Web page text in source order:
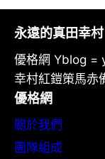
永遠的真田幸村
優格網 Yblog =
幸村紅鎧策馬赤
優格網
關於我們
團隊組成